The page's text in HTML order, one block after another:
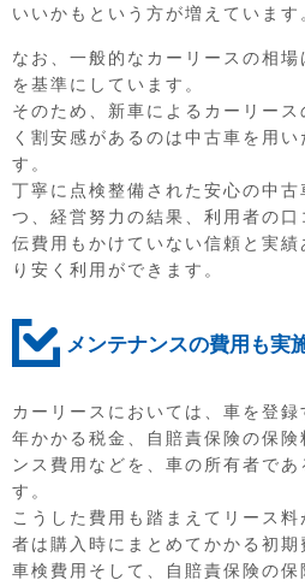
いいかもという方が増えています
なお、一般的なカーリースの相
を基準にしています。
そのため、新車によるカーリー
く割安感があるのは中古車を用
す。
丁寧に点検整備された安心の中
つ、経営努力の結果、利用者の
伝費用もかけていない信頼と実績
り安く利用ができます。
メンテナンスの費用も実
カーリースにおいては、車を登
年かかる税金、自賠責保険の保
ンス費用などを、車の所有者で
す。
こうした費用も踏まえてリース
者は購入時にまとめてかかる初
車検費用そして、自賠責保険の